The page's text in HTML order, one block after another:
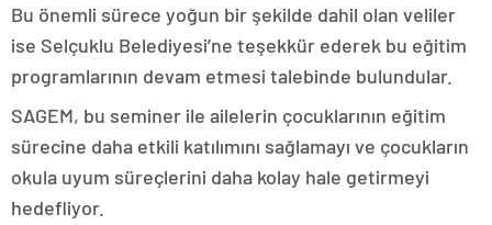
Bu önemli sürece yoğun bir şekilde dahil olan veliler
ise Selçuklu Belediyesi’ne teşekkür ederek bu eğitim
programlarının devam etmesi talebinde bulundular.
SAGEM, bu seminer ile ailelerin çocuklarının eğitim
sürecine daha etkili katılımını sağlamayı ve çocukların
okula uyum süreçlerini daha kolay hale getirmeyi
hedefliyor.